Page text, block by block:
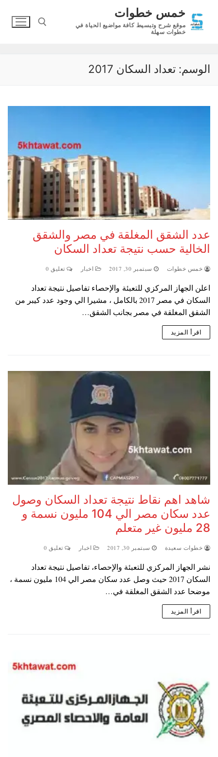
المحتوى
خمس خطوات
موقع شرح وتبسيط كافة مواضيع الحياة في
خطوات سهلة
الوسم: تعداد السكان 2017
عدد الشقق المغلقة في مصر والشقق
الخالية حسب نتيجة تعداد السكان
خمس خطوات سبتمبر 30, 2017 اخبار تعليق 0
اعلن الجهاز المركزي للتعبئة والإحصاء تفاصيل نتيجة تعداد
السكان في مصر 2017 بالكامل ، مشيرا الي وجود عدد كيبر من
الشقق المغلقة في مصر بجانب الشقق…
اقرأ المزيد
شاهد اهم نقاط نتيجة تعداد السكان وصول
عدد سكان مصر الي 104 مليون نسمة و
28 مليون غير متعلم
خطوات سعيدة سبتمبر 30, 2017 اخبار تعليق 0
نشر الجهاز المركزي للتعبئة والإحصاء، تفاصيل نتيجة تعداد
السكان 2017 حيث وصل عدد سكان مصر الي 104 مليون نسمة ،
موضحا عدد الشقق المغلقة في…
اقرأ المزيد